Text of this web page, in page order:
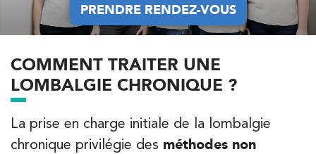
PRENDRE RENDEZ-VOUS
PRENDRE RENDEZ-VOUS
COMMENT TRAITER UNE
LOMBALGIE CHRONIQUE ?
La prise en charge initiale de la lombalgie
chronique privilégie des méthodes non
68 Av. de Villiers 75017 Paris
01 44 90 90 40
IK Paris 8 – Saint Lazare
Kinésithérapie